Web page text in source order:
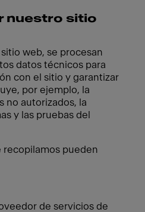
nuestro sitio
web, se procesan
datos técnicos para
con el sitio y garantizar
por ejemplo, la
no autorizados, la
y las pruebas del
recopilamos pueden
de servicios de